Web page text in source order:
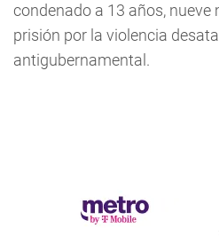
condenado a 13 años, nueve
prisión por la violencia
antigubernamental.